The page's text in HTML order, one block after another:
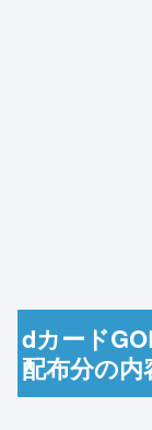
dカード
配布分の内